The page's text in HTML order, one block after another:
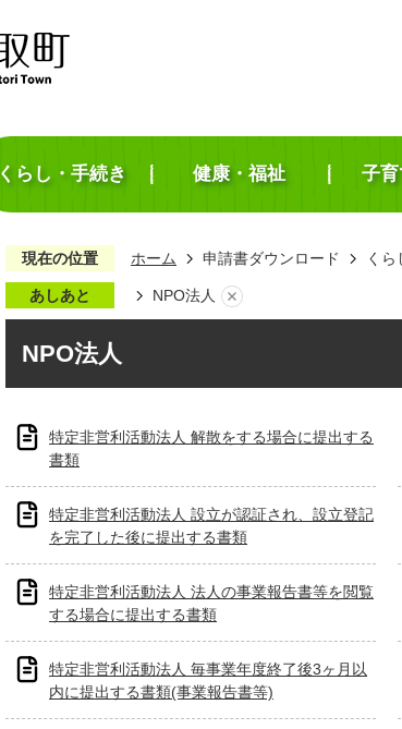
くらし・手続き 健康・福祉 子
現在の位置 ホーム 申請書ダウンロード く
あしあと NPO法人
NPO法人
特定非営利活動法人 解散をする場合に提出する
書類
特定非営利活動法人 設立が認証され、設立登記
を完了した後に提出する書類
特定非営利活動法人 法人の事業報告書等を閲覧
する場合に提出する書類
特定非営利活動法人 毎事業年度終了後3ヶ月以
内に提出する書類(事業報告書等)